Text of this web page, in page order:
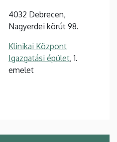
4032 Debrecen,
Nagyerdei körút 98.
Klinikai Központ
Igazgatási épület, 1.
emelet